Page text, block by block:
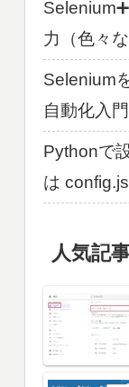
力（色々
Selenium
自動化入門
Pythonで
は
人気記